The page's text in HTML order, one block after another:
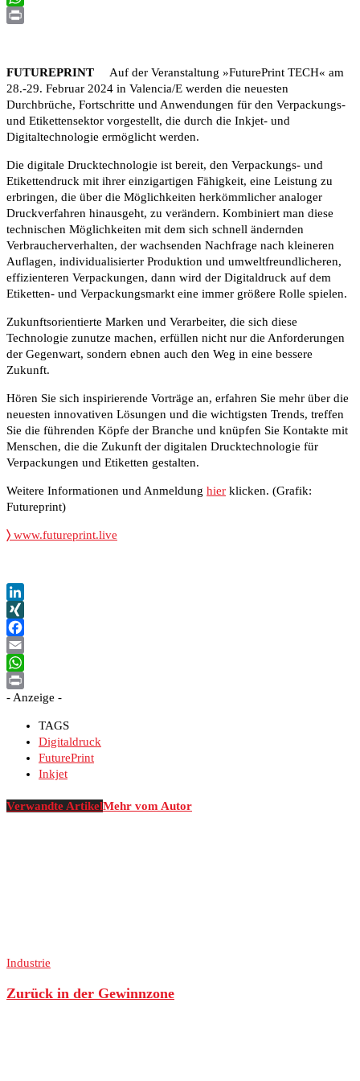
WhatsApp
FUTUREPRINT Auf der Veranstaltung »FuturePrint TECH« am
28.-29. Februar 2024 in Valencia/E werden die neuesten
Durchbrüche, Fortschritte und Anwendungen für den Verpackungs-
und Etikettensektor vorgestellt, die durch die Inkjet- und
Digitaltechnologie ermöglicht werden.
Die digitale Drucktechnologie ist bereit, den Verpackungs- und
Etikettendruck mit ihrer einzigartigen Fähigkeit, eine Leistung zu
erbringen, die über die Möglichkeiten herkömmlicher analoger
Druckverfahren hinausgeht, zu verändern. Kombiniert man diese
technischen Möglichkeiten mit dem sich schnell ändernden
Verbraucherverhalten, der wachsenden Nachfrage nach kleineren
Auflagen, individualisierter Produktion und umweltfreundlicheren,
effizienteren Verpackungen, dann wird der Digitaldruck auf dem
Etiketten- und Verpackungsmarkt eine immer größere Rolle spielen.
Zukunftsorientierte Marken und Verarbeiter, die sich diese
Technologie zunutze machen, erfüllen nicht nur die Anforderungen
der Gegenwart, sondern ebnen auch den Weg in eine bessere
Zukunft.
Hören Sie sich inspirierende Vorträge an, erfahren Sie mehr über die
neuesten innovativen Lösungen und die wichtigsten Trends, treffen
Sie die führenden Köpfe der Branche und knüpfen Sie Kontakte mit
Menschen, die die Zukunft der digitalen Drucktechnologie für
Verpackungen und Etiketten gestalten.
Weitere Informationen und Anmeldung hier klicken. (Grafik:
Futureprint)
〉 www.futureprint.live
LinkedIn
XING
Facebook
Email
WhatsApp
Print
- Anzeige -
TAGS
Digitaldruck
FuturePrint
Inkjet
Verwandte ArtikelMehr vom Autor
Industrie
Zurück in der Gewinnzone